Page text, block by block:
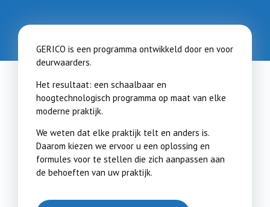
GERICO is een programma ontwikkeld door en voor
deurwaarders.
Het resultaat: een schaalbaar en
hoogtechnologisch programma op maat van elke
moderne praktijk.
We weten dat elke praktijk telt en anders is.
Daarom kiezen we ervoor u een oplossing en
formules voor te stellen die zich aanpassen aan
de behoeften van uw praktijk.